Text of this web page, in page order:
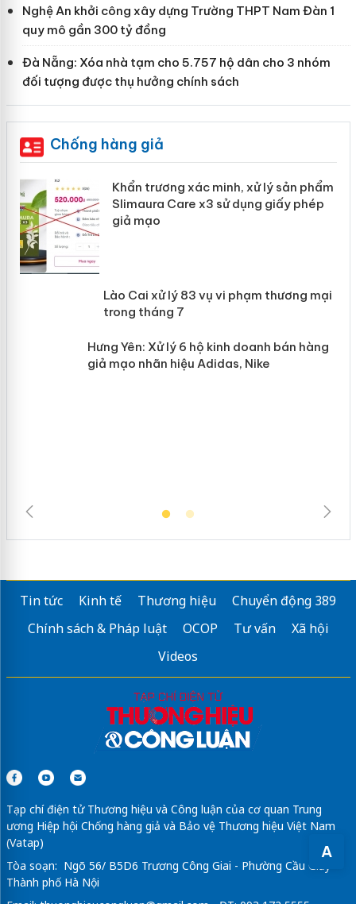
A
Nghệ An khởi công xây dựng Trường THPT Nam Đàn 1
quy mô gần 300 tỷ đồng
Đà Nẵng: Xóa nhà tạm cho 5.757 hộ dân cho 3 nhóm
đối tượng được thụ hưởng chính sách
Chống hàng giả
Khẩn trương xác minh, xử lý sản phẩm
Slimaura Care x3 sử dụng giấy phép
giả mạo
Lào Cai xử lý 83 vụ vi phạm thương
mại trong tháng 7
Tin tức Kinh tế Thương hiệu
Chuyển động 389
Chính sách & Pháp luật
OCOP Tư vấn
Xã hội
Videos
Tạp chí điện tử Thương hiệu và Công luận của cơ quan Trung
ương Hiệp hội Chống hàng giả và Bảo vệ Thương hiệu Việt Nam
(Vatap)
Tòa soạn: Ngõ 56/ B5D6 Trương Công Giai - Phường Cầu Giấy -
Thành phố Hà Nội